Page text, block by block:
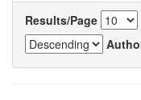
Results/Page